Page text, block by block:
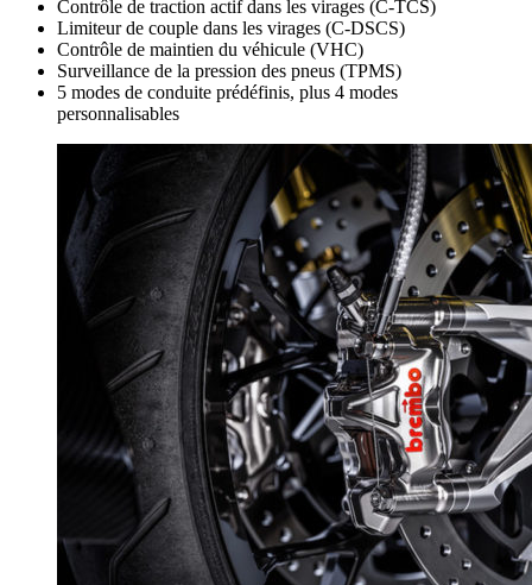
Contrôle de traction actif dans les virages (C-TCS)
Limiteur de couple dans les virages (C-DSCS)
Contrôle de maintien du véhicule (VHC)
Surveillance de la pression des pneus (TPMS)
5 modes de conduite prédéfinis, plus 4 modes
personnalisables